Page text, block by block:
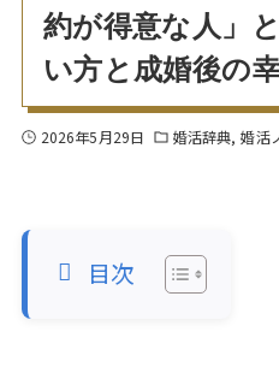
約が得意な人」
い方と成婚後の
2026年5月29日 婚活辞典 婚活
目次